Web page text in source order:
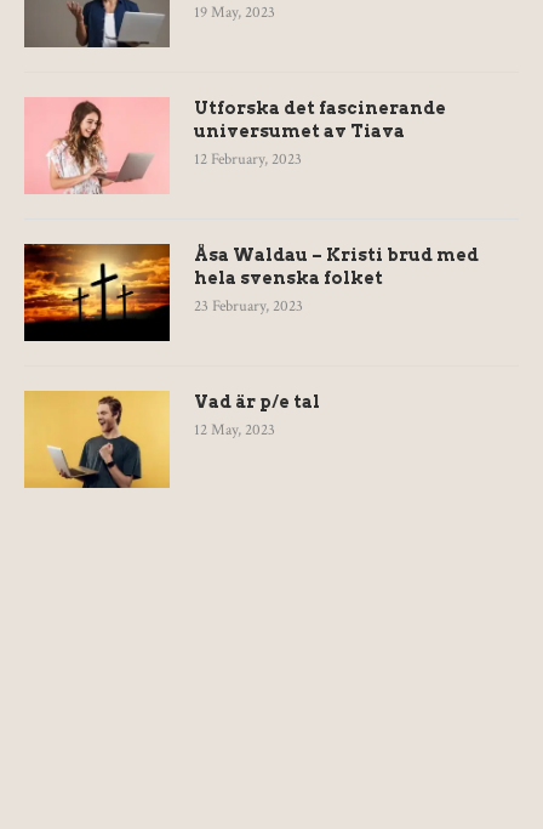
19 May, 2023
Utforska det fascinerande
universumet av Tiava
12 February, 2023
Åsa Waldau – Kristi brud med
hela svenska folket
23 February, 2023
Vad är p/e tal
12 May, 2023